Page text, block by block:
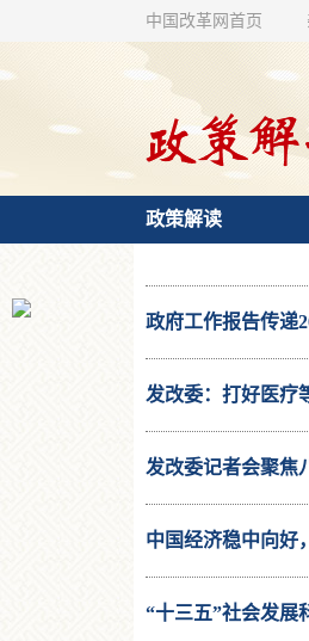
中国改革网首页
政策解读
政府工作报告传递
发改委：打好医疗
发改委记者会聚焦
中国经济稳中向好
“十三五”社会发展